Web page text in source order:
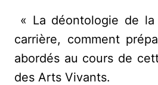
« La déontologie de la
carrière, comment
abordés au cours de
des Arts Vivants.